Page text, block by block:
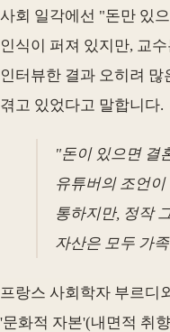
사회 일각에선 "돈만 있
인식이 퍼져 있지만, 교
인터뷰한 결과 오히려 많
겪고 있었다고 말합니다.
"돈이 있으면 결
유튜버의 조언
통하지만, 정작
자산은 모두 가
프랑스 사회학자 부르디
'문화적 자본'(내면적 취